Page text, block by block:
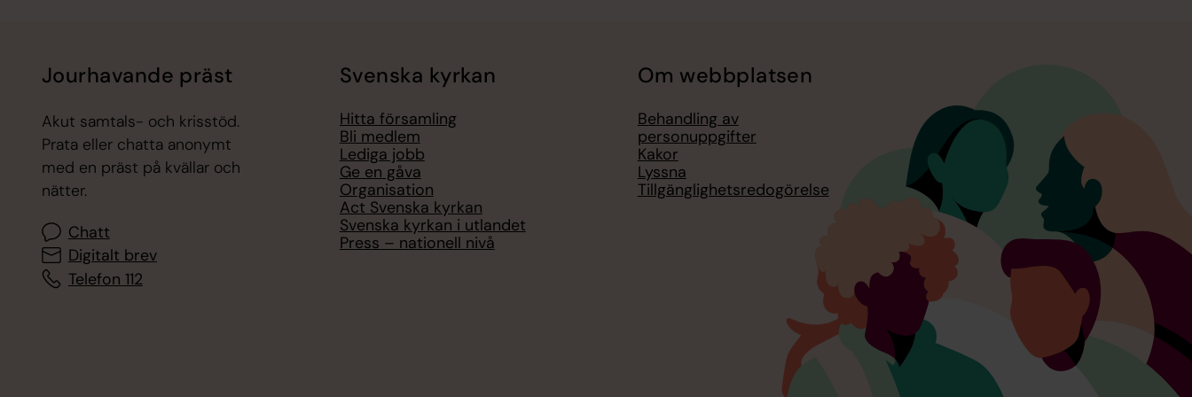
Jourhavande präst
Akut samtals- och krisstöd.
Prata eller chatta anonymt
med en präst på kvällar och
nätter.
Chatt
Digitalt brev
Telefon 112
Svenska kyrkan
Hitta församling
Bli medlem
Lediga jobb
Ge en gåva
Organisation
Act Svenska kyrkan
Svenska kyrkan i utlandet
Press – nationell nivå
Om webbplatsen
Behandling av
personuppgifter
Kakor
Lyssna
Tillgänglighetsredogörelse